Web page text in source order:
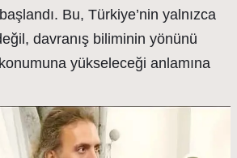
Bu, Türkiye’nin yalnızca
davranış biliminin yönünü
yükseleceği anlamına